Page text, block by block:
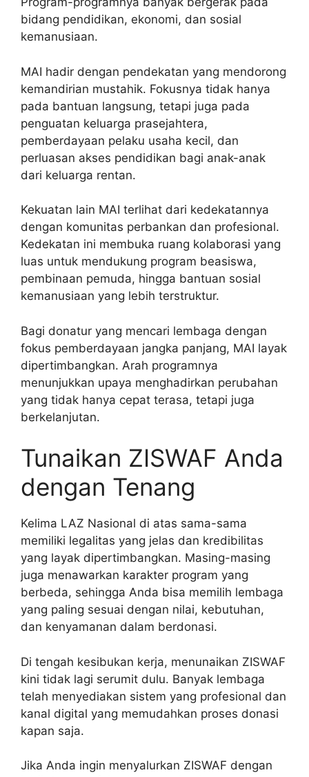
bidang pendidikan, ekonomi, dan sosial
kemanusiaan.
MAI hadir dengan pendekatan yang mendorong
kemandirian mustahik. Fokusnya tidak hanya
pada bantuan langsung, tetapi juga pada
penguatan keluarga prasejahtera,
pemberdayaan pelaku usaha kecil, dan
perluasan akses pendidikan bagi anak-anak
dari keluarga rentan.
Kekuatan lain MAI terlihat dari kedekatannya
dengan komunitas perbankan dan profesional.
Kedekatan ini membuka ruang kolaborasi yang
luas untuk mendukung program beasiswa,
pembinaan pemuda, hingga bantuan sosial
kemanusiaan yang lebih terstruktur.
Bagi donatur yang mencari lembaga dengan
fokus pemberdayaan jangka panjang, MAI layak
dipertimbangkan. Arah programnya
menunjukkan upaya menghadirkan perubahan
yang tidak hanya cepat terasa, tetapi juga
berkelanjutan.
Tunaikan ZISWAF Anda
dengan Tenang
Kelima LAZ Nasional di atas sama-sama
memiliki legalitas yang jelas dan kredibilitas
yang layak dipertimbangkan. Masing-masing
juga menawarkan karakter program yang
berbeda, sehingga Anda bisa memilih lembaga
yang paling sesuai dengan nilai, kebutuhan,
dan kenyamanan dalam berdonasi.
Di tengah kesibukan kerja, menunaikan ZISWAF
kini tidak lagi serumit dulu. Banyak lembaga
telah menyediakan sistem yang profesional dan
kanal digital yang memudahkan proses donasi
kapan saja.
Jika Anda ingin menyalurkan ZISWAF dengan